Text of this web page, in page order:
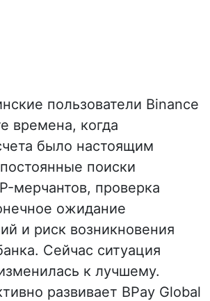
пользователи Binance
времена, когда
было настоящим
поиски
мерчантов, проверка
ожидание
и риск возникновения
Сейчас ситуация
к лучшему.
развивает BPay Global